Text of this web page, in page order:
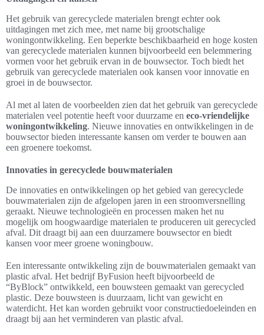
Het gebruik van gerecyclede materialen brengt echter ook
uitdagingen met zich mee, met name bij grootschalige
woningontwikkeling. Een beperkte beschikbaarheid en hoge kosten
van gerecyclede materialen kunnen bijvoorbeeld een belemmering
vormen voor het gebruik ervan in de bouwsector. Toch biedt het
gebruik van gerecyclede materialen ook kansen voor innovatie en
groei in de bouwsector.
Al met al laten de voorbeelden zien dat het gebruik van gerecyclede
materialen veel potentie heeft voor duurzame en eco-vriendelijke
woningontwikkeling. Nieuwe innovaties en ontwikkelingen in de
bouwsector bieden interessante kansen om verder te bouwen aan
een groenere toekomst.
Innovaties in gerecyclede bouwmaterialen
De innovaties en ontwikkelingen op het gebied van gerecyclede
bouwmaterialen zijn de afgelopen jaren in een stroomversnelling
geraakt. Nieuwe technologieën en processen maken het nu
mogelijk om hoogwaardige materialen te produceren uit gerecycled
afval. Dit draagt bij aan een duurzamere bouwsector en biedt
kansen voor meer groene woningbouw.
Een interessante ontwikkeling zijn de bouwmaterialen gemaakt van
plastic afval. Het bedrijf ByFusion heeft bijvoorbeeld de
“ByBlock” ontwikkeld, een bouwsteen gemaakt van gerecycled
plastic. Deze bouwsteen is duurzaam, licht van gewicht en
waterdicht. Het kan worden gebruikt voor constructiedoeleinden en
draagt bij aan het verminderen van plastic afval.